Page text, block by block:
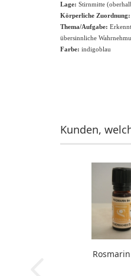
Lage: Stirnmitte
Körperliche Zuordnung:
Thema/Aufgabe:
übersinnliche
Farbe: indigoblau
Kunden,